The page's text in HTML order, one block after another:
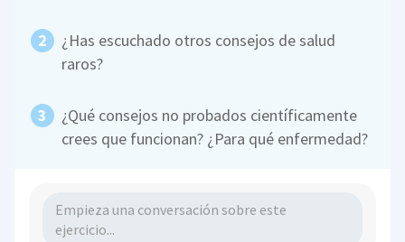
¿Has escuchado otros consejos de salud
raros?
¿Qué consejos no probados científicamente
crees que funcionan? ¿Para qué enfermedad?